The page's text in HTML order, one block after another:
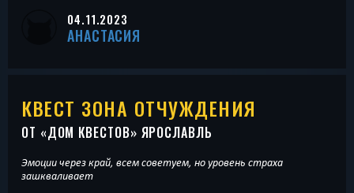
04.11.2023
АНАСТАСИЯ
КВЕСТ ЗОНА ОТЧУЖДЕНИЯ
ОТ «ДОМ КВЕСТОВ» ЯРОСЛАВЛЬ
Эмоции через край, всем советуем, но уровень страха
зашкваливает